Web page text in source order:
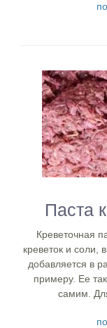
Паста
Креветочная
креветок и соли,
добавляется в
примеру. Ее
самим.